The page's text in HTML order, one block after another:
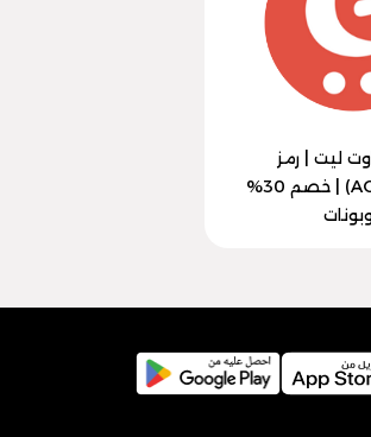
ليت | رمز
الكوبون (AC240) | خصم 30%